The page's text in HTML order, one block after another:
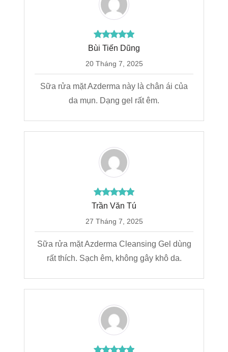
Bùi Tiến Dũng
20 Tháng 7, 2025
Sữa rửa mặt Azderma này là chân ái của
da mụn. Dạng gel rất êm.
Trần Văn Tú
27 Tháng 7, 2025
Sữa rửa mặt Azderma Cleansing Gel dùng
rất thích. Sạch êm, không gây khô da.